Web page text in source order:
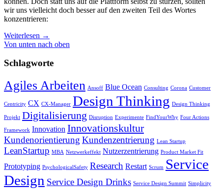
wir uns vielleicht doch besser auf den zweiten Teil des Wortes
konzentrieren:
Weiterlesen →
Von unten nach oben
Schlagworte
Agiles Arbeiten Ansoff Blue Ocean Consulting Corona Customer
Centricity CX CX-Manager Design Thinking Design Thinking
Projekt Digitalisierung Disruption Experimente FindYourWhy Four Actions
Framework Innovation Innovationskultur
Kundenorientierung Kundenzentrierung Lean Startup
LeanStartup MBA Netzwerkeffekt Nutzerzentrierung Product Market Fit
Prototyping PsychologicalSafety Research Restart Scrum
Service
Design Service Design Drinks Service Design Summit Simplicity